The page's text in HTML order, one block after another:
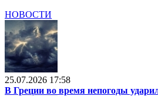
НОВОСТИ
25.07.2026 17:58
В Греции во время непогоды